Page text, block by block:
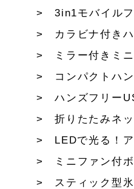
3in1モバイル
カラビナ付き
ミラー付きミ
コンパクトハ
ハンズフリー
折りたたみネ
LEDで光る！
ミニファン付
スティック型